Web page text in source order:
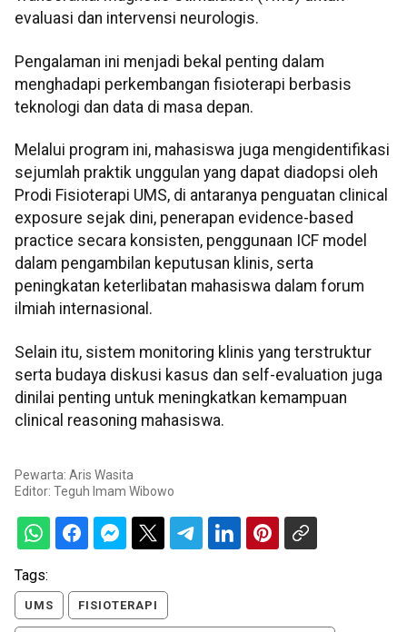
evaluasi dan intervensi neurologis.
Pengalaman ini menjadi bekal penting dalam
menghadapi perkembangan fisioterapi berbasis
teknologi dan data di masa depan.
Melalui program ini, mahasiswa juga mengidentifikasi
sejumlah praktik unggulan yang dapat diadopsi oleh
Prodi Fisioterapi UMS, di antaranya penguatan clinical
exposure sejak dini, penerapan evidence-based
practice secara konsisten, penggunaan ICF model
dalam pengambilan keputusan klinis, serta
peningkatan keterlibatan mahasiswa dalam forum
ilmiah internasional.
Selain itu, sistem monitoring klinis yang terstruktur
serta budaya diskusi kasus dan self-evaluation juga
dinilai penting untuk meningkatkan kemampuan
clinical reasoning mahasiswa.
Pewarta: Aris Wasita
Editor: Teguh Imam Wibowo
Tags:
UMS FISIOTERAPI